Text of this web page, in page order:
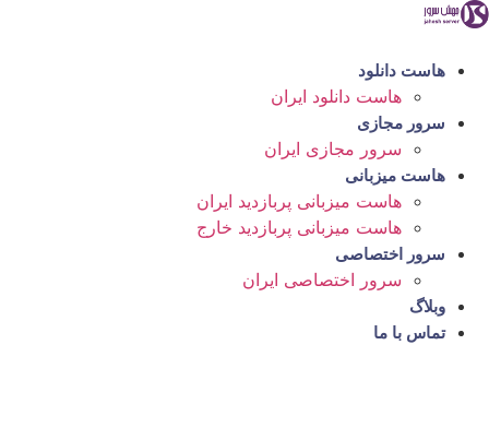
پرش
محتوا
هاست دانلود
هاست دانلود ایران
سرور مجازی
سرور مجازی ایران
هاست میزبانی
هاست میزبانی پربازدید ایران
هاست میزبانی پربازدید خارج
سرور اختصاصی
سرور اختصاصی ایران
وبلاگ
تماس با ما